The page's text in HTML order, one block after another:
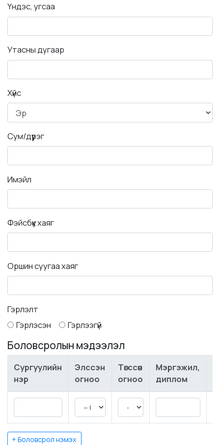
Үндэс, угсаа
Утасны дугаар
Хүйс
Сум/дүүрэг
Имэйл
Фэйсбүүк хаяг
Оршин суугаа хаяг
Гэрлэлт
Гэрлэсэн
Гэрлээгүй
Боловсролын мэдээлэл
Сургуулийн
нэр
Элссэн
огноо
Төгссөн
огноо
Мэргэжил,
диплом
+ Боловсрол нэмэх